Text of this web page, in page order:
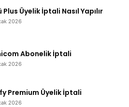
Plus Üyelik İptali Nasıl Yapılır
2026
Abonelik İptali
2026
Premium Üyelik İptali
2026